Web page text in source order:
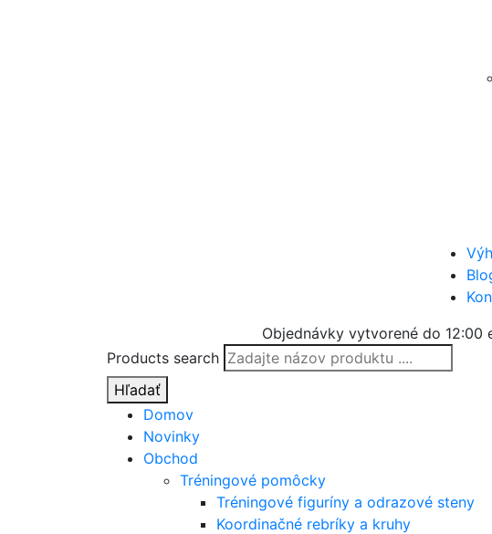
Objednávky vytvorené do 12:00
Products search
Hľadať
Domov
Novinky
Obchod
Tréningové pomôcky
Tréningové figuríny a odrazové steny
Koordinačné rebríky a kruhy